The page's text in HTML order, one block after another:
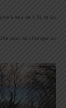
à eau de 1,5L et du
pour se changer ou